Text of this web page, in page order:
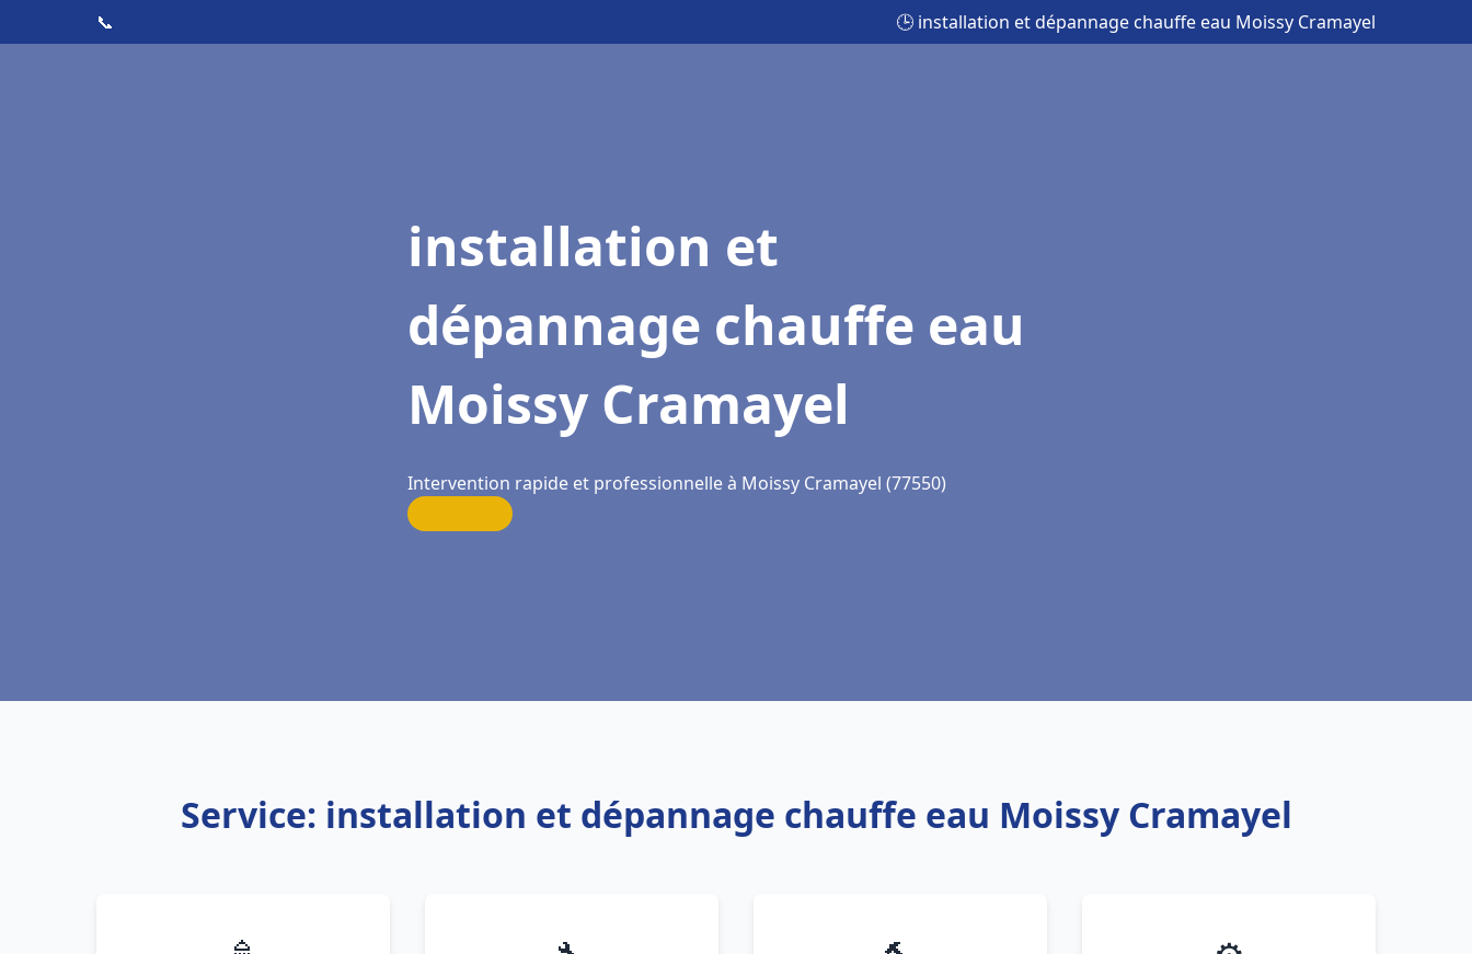
📞 🕒 installation et dépannage chauffe eau Moissy Cramayel
installation et
dépannage chauffe eau
Moissy Cramayel
Intervention rapide et professionnelle à Moissy Cramayel (77550)
Service: installation et dépannage chauffe eau Moissy Cramayel